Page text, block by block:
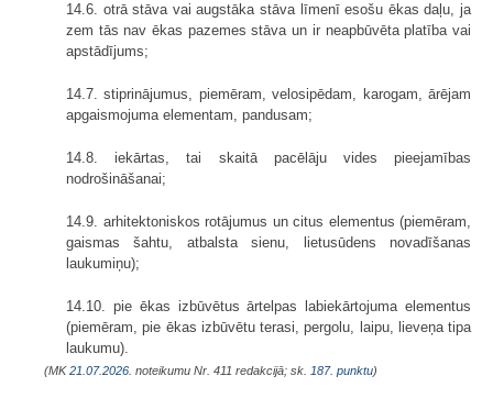
14.6. otrā stāva vai augstāka stāva līmenī esošu ēkas daļu, ja
zem tās nav ēkas pazemes stāva un ir neapbūvēta platība vai
apstādījums;
14.7. stiprinājumus, piemēram, velosipēdam, karogam, ārējam
apgaismojuma elementam, pandusam;
14.8. iekārtas, tai skaitā pacēlāju vides pieejamības
nodrošināšanai;
14.9. arhitektoniskos rotājumus un citus elementus (piemēram,
gaismas šahtu, atbalsta sienu, lietusūdens novadīšanas
laukumiņu);
14.10. pie ēkas izbūvētus ārtelpas labiekārtojuma elementus
(piemēram, pie ēkas izbūvētu terasi, pergolu, laipu, lieveņa tipa
laukumu).
(MK21.07.2026. noteikumu Nr. 411 redakcijā; sk. 187. punktu)